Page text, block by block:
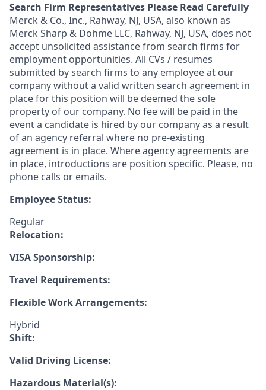
Search Firm Representatives Please Read Carefully
Merck & Co., Inc., Rahway, NJ, USA, also known as
Merck Sharp & Dohme LLC, Rahway, NJ, USA, does not
accept unsolicited assistance from search firms for
employment opportunities. All CVs / resumes
submitted by search firms to any employee at our
company without a valid written search agreement in
place for this position will be deemed the sole
property of our company. No fee will be paid in the
event a candidate is hired by our company as a result
of an agency referral where no pre-existing
agreement is in place. Where agency agreements are
in place, introductions are position specific. Please, no
phone calls or emails.
Employee Status:
Regular
Relocation:
VISA Sponsorship:
Travel Requirements:
Flexible Work Arrangements:
Hybrid
Shift:
Valid Driving License:
Hazardous Material(s):